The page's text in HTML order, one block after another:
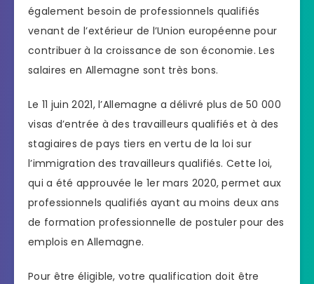
également besoin de professionnels qualifiés
venant de l’extérieur de l’Union européenne pour
contribuer à la croissance de son économie. Les
salaires en Allemagne sont très bons.
Le 11 juin 2021, l’Allemagne a délivré plus de 50 000
visas d’entrée à des travailleurs qualifiés et à des
stagiaires de pays tiers en vertu de la loi sur
l’immigration des travailleurs qualifiés. Cette loi,
qui a été approuvée le 1er mars 2020, permet aux
professionnels qualifiés ayant au moins deux ans
de formation professionnelle de postuler pour des
emplois en Allemagne.
Pour être éligible, votre qualification doit être